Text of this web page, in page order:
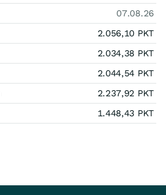
07.08.26
2.056,10 PKT
2.034,38 PKT
2.044,54 PKT
2.237,92 PKT
1.448,43 PKT